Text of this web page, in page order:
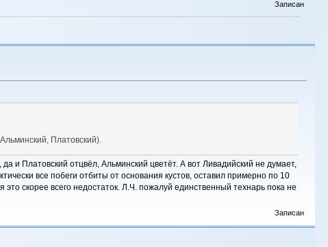
Записан
Платовский).
и Платовский отцвёл, Альминский цветёт. А вот Ливадийский не думает,
все побеги отбиты от основания кустов, оставил примерно по 10
скорее всего недостаток. Л.Ч. пожалуй единственный технарь пока не
Записан